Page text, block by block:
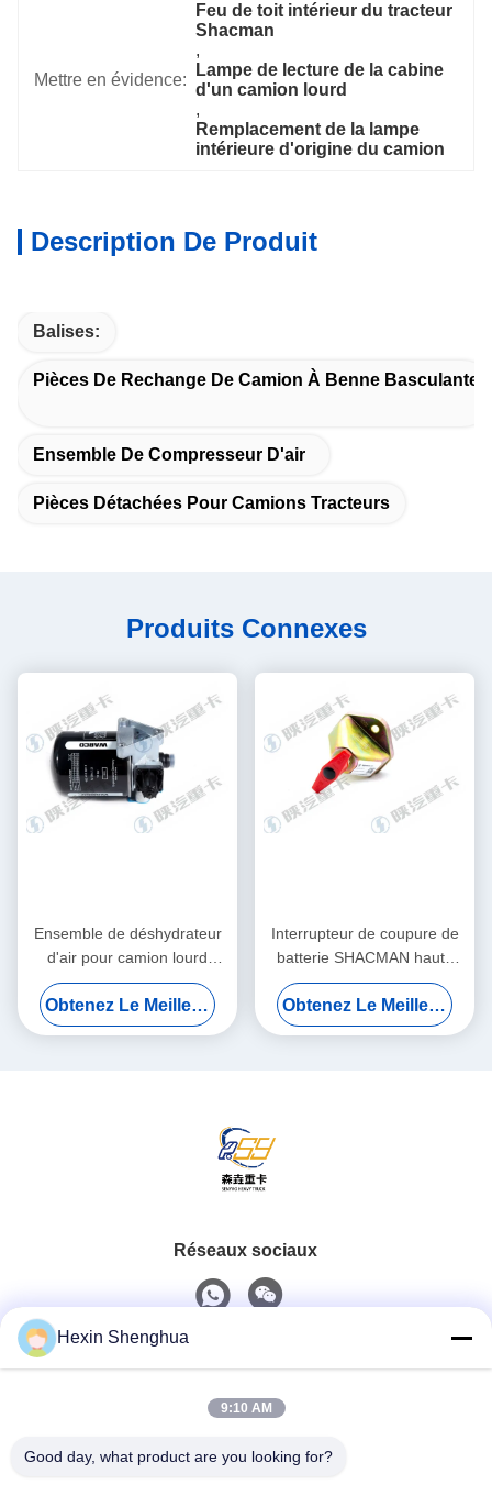
Mettre en évidence:
Feu de toit intérieur du tracteur
Shacman
,
Lampe de lecture de la cabine
d'un camion lourd
,
Remplacement de la lampe
intérieure d'origine du camion
Description De Produit
Balises:
Pièces De Rechange De Camion À Benne Basculante
Ensemble De Compresseur D'air
Pièces Détachées Pour Camions Tracteurs
Produits Connexes
Ensemble de déshydrateur
d'air pour camion lourd
DZ96189361000 Unité
complète avec valve de
purge pour camions
Obtenez Le Meilleur Prix
Interrupteur de coupure de
batterie SHACMAN haute
intensité 500A, terminal
auxiliaire économiseur de
mémoire pour camions
Obtenez Le Meilleur Prix
Réseaux sociaux
Contact rapide
0086-13579271170
Hexin Shenghua
9:10 AM
Good day, what product are you looking for?